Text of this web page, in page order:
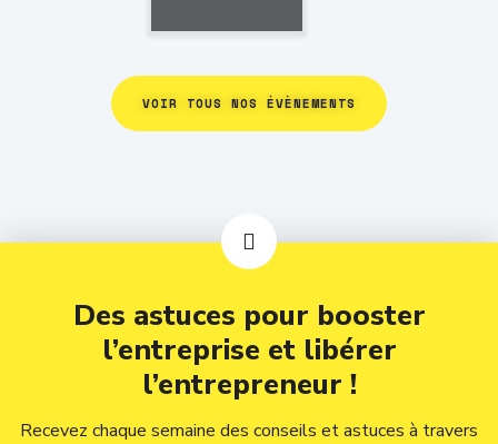
VOIR TOUS NOS ÉVÈNEMENTS
Des astuces pour booster
l’entreprise et libérer
l’entrepreneur !
Recevez chaque semaine des conseils et astuces à travers